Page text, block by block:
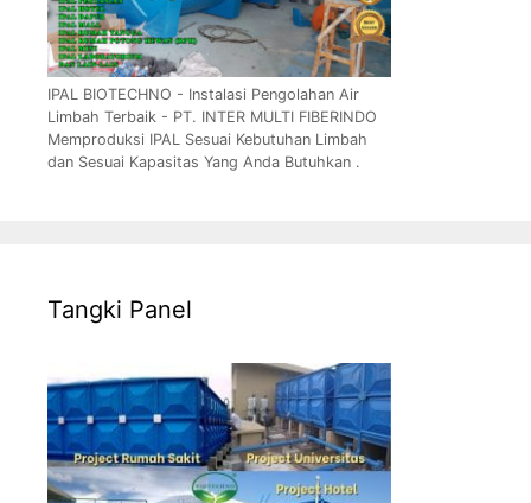
IPAL BIOTECHNO - Instalasi Pengolahan Air
Limbah Terbaik - PT. INTER MULTI FIBERINDO
Memproduksi IPAL Sesuai Kebutuhan Limbah
dan Sesuai Kapasitas Yang Anda Butuhkan .
Tangki Panel